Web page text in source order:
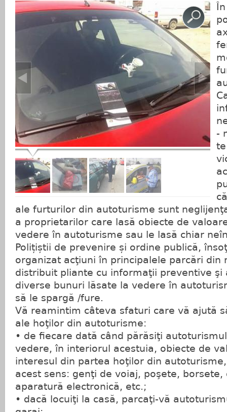
-
ale furturilor din autoturisme sunt
a proprietarilor care lasă obiecte de
vedere în autoturisme sau le lasă chiar
Polițiștii de prevenire și ordine publică,
organizat acţiuni în principalele parcări din
distribuit pliante cu informaţii preventive şi
diverse bunuri lăsate la vedere în
să le spargă /fure.
Vă reamintim câteva sfaturi care vă ajută
ale hoţilor din autoturisme:
• de fiecare dată când părăsiţi
vedere, în interiorul acestuia, obiecte de
interesul din partea hoţilor din
acest sens: genţi de voiaj, poşete,
aparatură electronică, etc.;
• dacă locuiţi la casă, parcaţi-vă